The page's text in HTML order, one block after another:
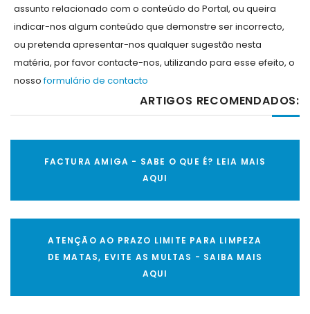
assunto relacionado com o conteúdo do Portal, ou queira
indicar-nos algum conteúdo que demonstre ser incorrecto,
ou pretenda apresentar-nos qualquer sugestão nesta
matéria, por favor contacte-nos, utilizando para esse efeito, o
nossoformulário de contacto
ARTIGOS RECOMENDADOS:
FACTURA AMIGA - SABE O QUE É? LEIA MAIS
AQUI
ATENÇÃO AO PRAZO LIMITE PARA LIMPEZA
DE MATAS, EVITE AS MULTAS - SAIBA MAIS
AQUI